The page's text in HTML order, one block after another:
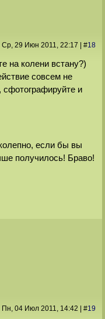
Ср, 29 Июн 2011, 22:17 #18
на колени встану?)
совсем не
сфотографируйте и
если бы вы
получилось! Браво!
Пн, 04 Июл 2011, 14:42 #19